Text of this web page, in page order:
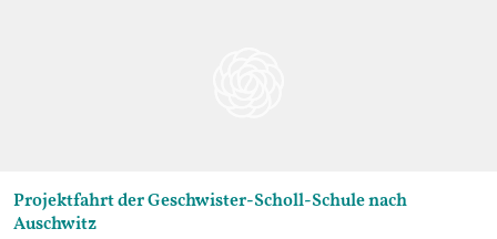
Projektfahrt der Geschwister-Scholl-Schule nach
Auschwitz